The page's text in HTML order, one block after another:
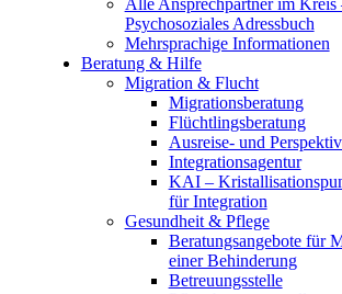
Alle Ansprechpartner im Kreis
Psychosoziales Adressbuch
Mehrsprachige Informationen
Beratung & Hilfe
Migration & Flucht
Migrationsberatung
Flüchtlingsberatung
Ausreise- und
Integrationsagentur
KAI –
für Integration
Gesundheit & Pflege
Beratungsangebote für
einer Behinderung
Betreuungsstelle